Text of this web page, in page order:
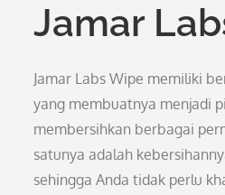
Jamar
Jamar Labs Wipe memiliki
yang membuatnya menjadi
membersihkan berbagai
satunya adalah
sehingga Anda tidak perlu